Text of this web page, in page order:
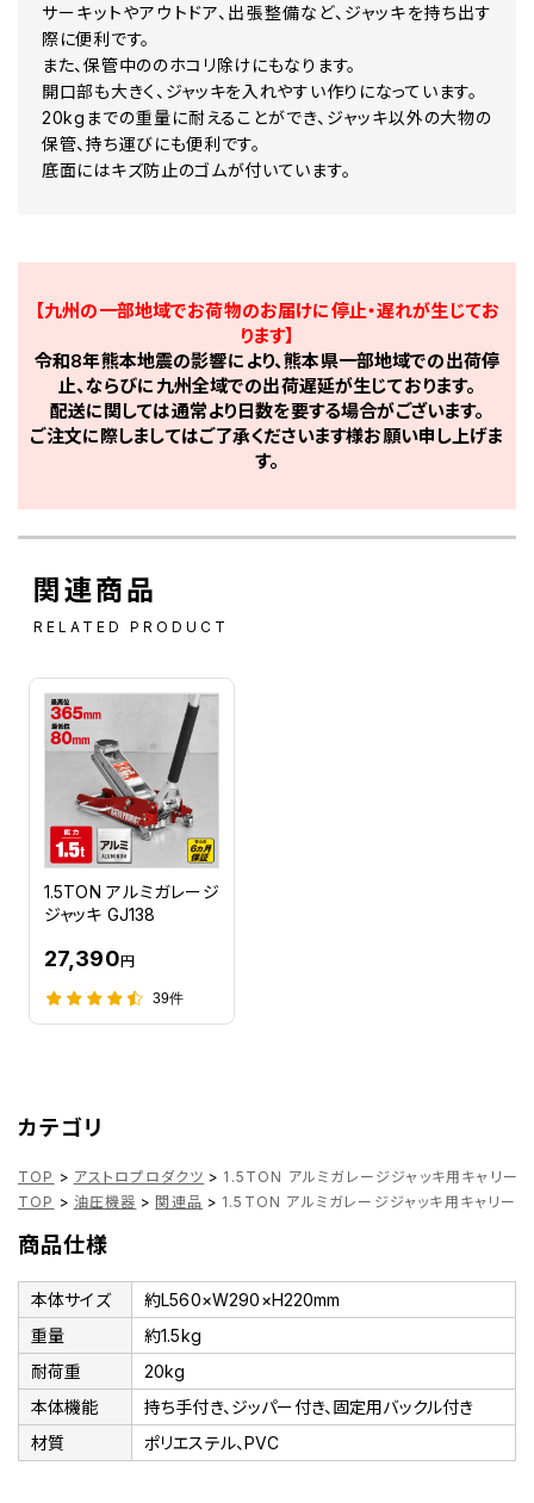
サーキットやアウトドア、出張整備など、ジャッキを持ち出す
際に便利です。
また、保管中ののホコリ除けにもなります。
開口部も大きく、ジャッキを入れやすい作りになっています。
20kgまでの重量に耐えることができ、ジャッキ以外の大物の
保管、持ち運びにも便利です。
底面にはキズ防止のゴムが付いています。
【九州の一部地域でお荷物のお届けに停止・遅れが生じてお
ります】
令和8年熊本地震の影響により、熊本県一部地域での出荷停
止、ならびに九州全域での出荷遅延が生じております。
配送に関しては通常より日数を要する場合がございます。
ご注文に際しましてはご了承くださいます様お願い申し上げま
す。
関連商品
RELATED PRODUCT
1.5TON アルミガレージ
ジャッキ GJ138
27,390円
39件
カテゴリ
TOP > アストロプロダクツ > 1.5TON アルミガレージジャッキ用キャリーバ
TOP > 油圧機器 > 関連品 > 1.5TON アルミガレージジャッキ用キャリーバ
商品仕様
本体サイズ
約L560×W290×H220mm
重量
約1.5kg
耐荷重
20kg
本体機能
持ち手付き、ジッパー付き、固定用バックル付き
材質
ポリエステル、PVC